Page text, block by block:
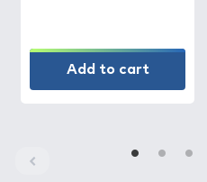
Add to cart